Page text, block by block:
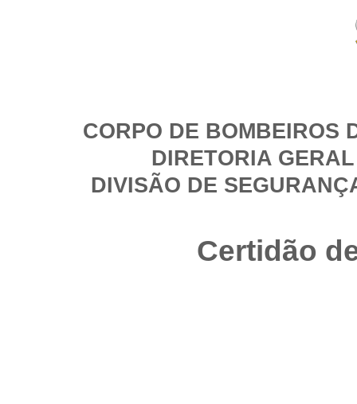
CORPO DE BOMBEIROS
DIRETORIA
DIVISÃO DE
Certidão